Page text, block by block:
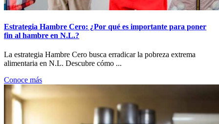
Estrategia Hambre Cero: ¿Por qué es importante para poner
fin al hambre en N.L.?
La estrategia Hambre Cero busca erradicar la pobreza extrema
alimentaria en N.L. Descubre cómo ...
Conoce más